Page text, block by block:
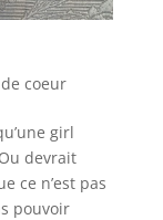
coeur
girl
devrait
ce n’est pas
pouvoir